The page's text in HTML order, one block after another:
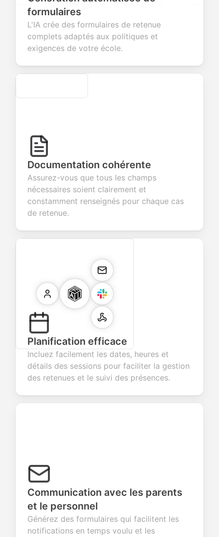
valuable
about
or
fields for
seamless
account
creation.
commerce
transactions.
formulaires
L'IA crée des formulaires de retenue
complets adaptés aux politiques et
exigences de votre école.
Secure
Documentation cohérente
Assurez-vous que tous les champs
nécessaires soient clairement et
constamment renseignés pour chaque cas
de retenue.
Planification efficace
Incluez facilement les dates, heures et
détails des sessions pour faciliter la gestion
des retenues et le suivi des présences.
Communication avec les parents
et le personnel
Générez des formulaires qui facilitent les
notifications en temps voulu et les